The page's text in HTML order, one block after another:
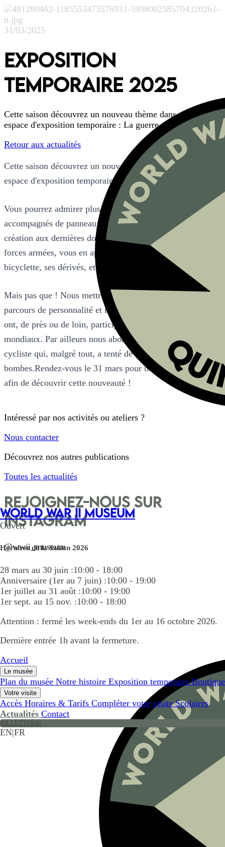
WORLD WAR II MUSEUM
Ouvert
Horaires de la Saison 2026
28 mars au 30 juin :10:00 - 18:00
Anniversaire (1er au 7 juin) :10:00 - 19:00
1er juillet au 31 août :10:00 - 19:00
1er sept. au 15 nov. :10:00 - 18:00
Attention : fermé les week-ends du 1er au 16 octobre 2026.
Dernière entrée 1h avant la fermeture.
Accueil
Le musée
Plan du musée Notre histoire Exposition temporaireBoutique
Votre visite
Accès Horaires & Tarifs Compléter votre visiteScolaires
Actualités Contact
BILLETTERIE
EN|FR
31/03/2025
EXPOSITION
TEMPORAIRE 2025
Cette saison découvrez un nouveau thème dans notre
espace d'exposition temporaire : La guerre ... à bicyclette !
Retour aux actualités
Cette saison découvrez un nouveau thème dans notre
espace d'exposition temporaire : La guerre ... à bicyclette !
Vous pourrez admirer plusieurs vélos et pièces historiques,
accompagnés de panneaux explicatifs et illustrations. De sa
création aux dernières doctrines d'emploi dans différentes
forces armées, vous en apprendrez davantage sur la
bicyclette, ses dérivés, et son histoire militaire.
Mais pas que ! Nous mettrons également en avant les
parcours de personnalité et marques emblématiques qui
ont, de près ou de loin, participé aux deux conflits
mondiaux. Par ailleurs nous aborderons le thème du sport
cycliste qui, malgré tout, a tenté de survivre sous les
bombes.Rendez-vous le 31 mars pour notre réouverture
afin de découvrir cette nouveauté !
Intéressé par nos activités ou ateliers ?
Nous contacter
Découvrez nos autres publications
Toutes les actualités
Rejoignez-nous sur
Instagram
@wwii_museum